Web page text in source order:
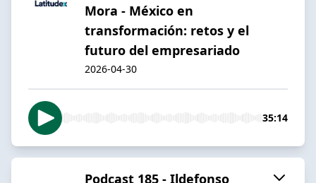
Mora - México en
transformación: retos y el
futuro del empresariado
2026-04-30
35:14
Podcast 185 - Ildefonso